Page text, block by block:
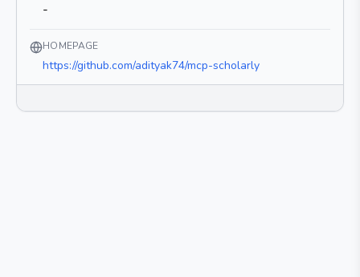
-
HOMEPAGE
https://github.com/adityak74/mcp-scholarly